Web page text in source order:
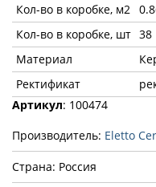
Кол-во в коробке, м2
Кол-во в коробке, шт 38
Материал
Ректификат
Артикул: 100474
Производитель: Eletto
Страна: Россия